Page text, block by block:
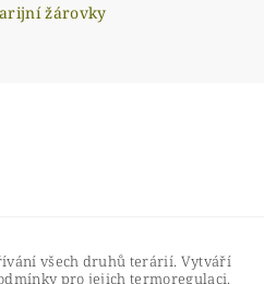
žárovky
všech druhů terárií. Vytváří
pro jejich termoregulaci.